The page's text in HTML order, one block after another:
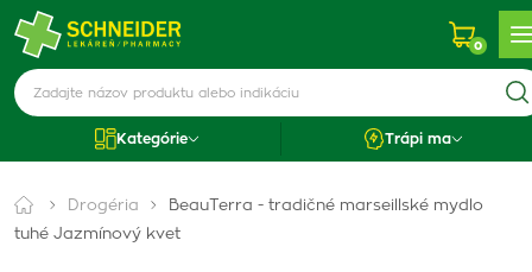
0
Kategórie Trápi ma
Drogéria
BeauTerra - tradičné marseillské mydlo
tuhé Jazmínový kvet